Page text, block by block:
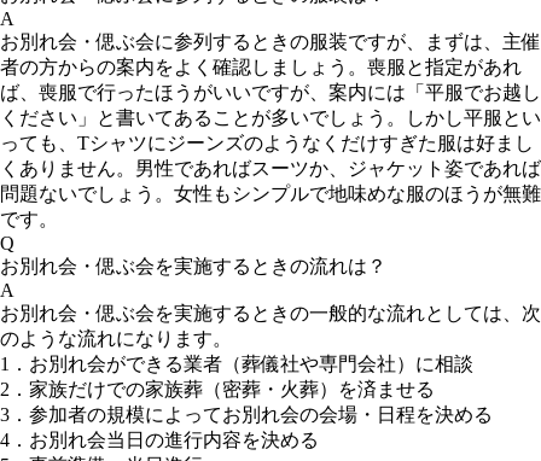
A
お別れ会・偲ぶ会に参列するときの服装ですが、まずは、主催
者の方からの案内をよく確認しましょう。喪服と指定があれ
ば、喪服で行ったほうがいいですが、案内には「平服でお越し
ください」と書いてあることが多いでしょう。しかし平服とい
っても、Tシャツにジーンズのようなくだけすぎた服は好まし
くありません。男性であればスーツか、ジャケット姿であれば
問題ないでしょう。女性もシンプルで地味めな服のほうが無難
です。
Q
お別れ会・偲ぶ会を実施するときの流れは？
A
お別れ会・偲ぶ会を実施するときの一般的な流れとしては、次
のような流れになります。
1．お別れ会ができる業者（葬儀社や専門会社）に相談
2．家族だけでの家族葬（密葬・火葬）を済ませる
3．参加者の規模によってお別れ会の会場・日程を決める
4．お別れ会当日の進行内容を決める